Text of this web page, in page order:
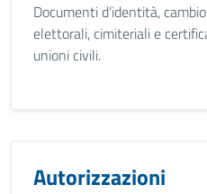
Documenti d’identità,
elettorali, cimiteriali e
unioni civili.
Autorizzazioni